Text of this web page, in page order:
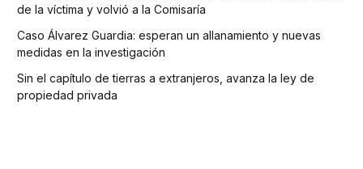
de la víctima y volvió a la Comisaría
Caso Álvarez Guardia: esperan un allanamiento y nuevas
medidas en la investigación
Sin el capítulo de tierras a extranjeros, avanza la ley de
propiedad privada